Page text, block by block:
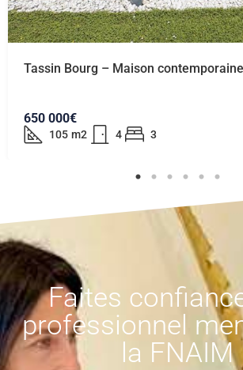
Tassin Bourg – Maison
650 000€
105 m2 4 3
Faites
professionnel
la FNAIM